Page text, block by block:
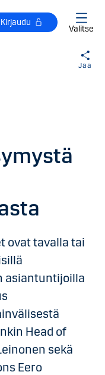
Kirjaudu
Valitse
Jaa
ovat tavalla tai
asiantuntijoilla
Head of
sekä
Eero